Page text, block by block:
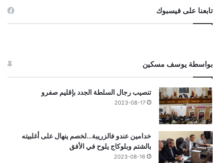
تابعنا على فيسبوك
بواسطة يوسف مسكين
تنصيب رجال السلطة الجدد بإقليم صفرو
2023-08-17
خدامين عندو فالزريبة…لخصم ينهال على أغلبيته
بالشتم وبلوكاج يلوح في الأفق
2023-08-16